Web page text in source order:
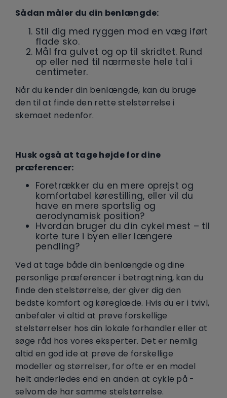
Sådan måler du din benlængde:
Stil dig med ryggen mod en væg iført
flade sko.
Mål fra gulvet og op til skridtet. Rund
op eller ned til nærmeste hele tal i
centimeter.
Når du kender din benlængde, kan du bruge
den til at finde den rette stelstørrelse i
skemaet nedenfor.
Husk også at tage højde for dine
præferencer:
Foretrækker du en mere oprejst og
komfortabel kørestilling, eller vil du
have en mere sportslig og
aerodynamisk position?
Hvordan bruger du din cykel mest – til
korte ture i byen eller længere
pendling?
Ved at tage både din benlængde og dine
personlige præferencer i betragtning, kan du
finde den stelstørrelse, der giver dig den
bedste komfort og køreglæde. Hvis du er i tvivl,
anbefaler vi altid at prøve forskellige
stelstørrelser hos din lokale forhandler eller at
søge råd hos vores eksperter. Det er nemlig
altid en god ide at prøve de forskellige
modeller og størrelser, for ofte er en model
helt anderledes end en anden at cykle på -
selvom de har samme stelstørrelse.